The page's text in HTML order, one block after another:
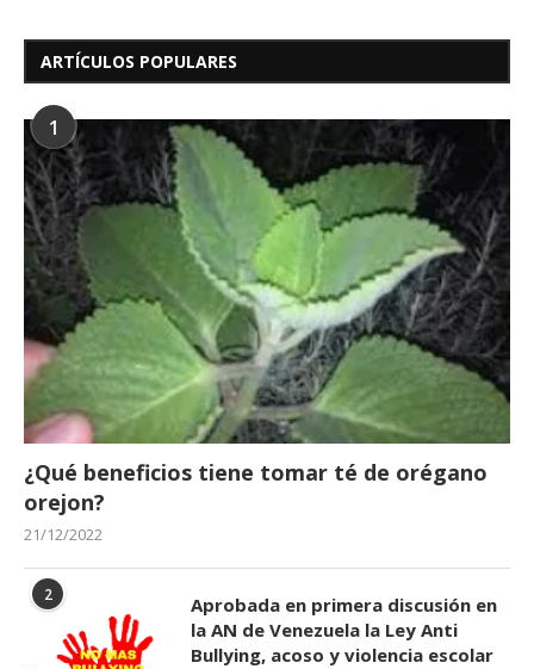
ARTÍCULOS POPULARES
1
¿Qué beneficios tiene tomar té de orégano
orejon?
21/12/2022
2
Aprobada en primera discusión en
la AN de Venezuela la Ley Anti
Bullying, acoso y violencia escolar